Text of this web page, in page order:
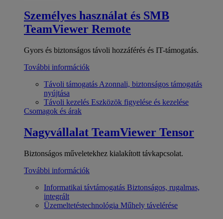
Személyes használat és SMB
TeamViewer Remote
Gyors és biztonságos távoli hozzáférés és IT-támogatás.
További információk
Távoli támogatás Azonnali, biztonságos támogatás
nyújtása
Távoli kezelés Eszközök figyelése és kezelése
Csomagok és árak
Nagyvállalat TeamViewer Tensor
Biztonságos műveletekhez kialakított távkapcsolat.
További információk
Informatikai távtámogatás Biztonságos, rugalmas,
integrált
Üzemeltetéstechnológia Műhely távelérése